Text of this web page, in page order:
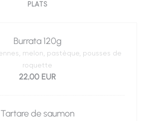
PLATS
Burrata 120g
melon, pastèque, pousses de
roquette
22,00 EUR
Tartare de saumon